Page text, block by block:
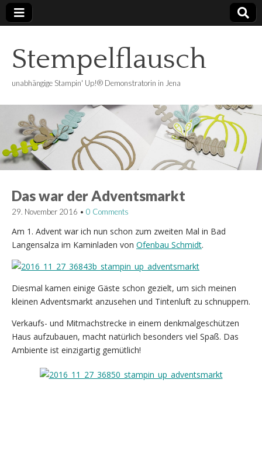
Stempelflausch
unabhängige Stampin' Up!® Demonstratorin in Jena
Das war der Adventsmarkt
29. November 2016 • 0 Comments
Am 1. Advent war ich nun schon zum zweiten Mal in Bad
Langensalza im Kaminladen von Ofenbau Schmidt.
Diesmal kamen einige Gäste schon gezielt, um sich meinen
kleinen Adventsmarkt anzusehen und Tintenluft zu schnuppern.
Verkaufs- und Mitmachstrecke in einem denkmalgeschützen
Haus aufzubauen, macht natürlich besonders viel Spaß. Das
Ambiente ist einzigartig gemütlich!